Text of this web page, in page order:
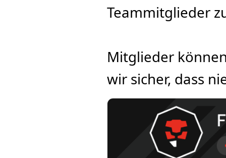
Teammitglieder
Mitglieder
wir sicher, dass